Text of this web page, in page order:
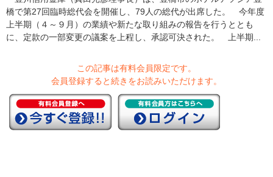
橋で第27回臨時総代会を開催し、79人の総代が出席した。 今年度
上半期（４～９月）の業績や新たな取り組みの報告を行うととも
に、定款の一部変更の議案を上程し、承認可決された。 上半期...
この記事は有料会員限定です。
会員登録すると続きをお読みいただけます。